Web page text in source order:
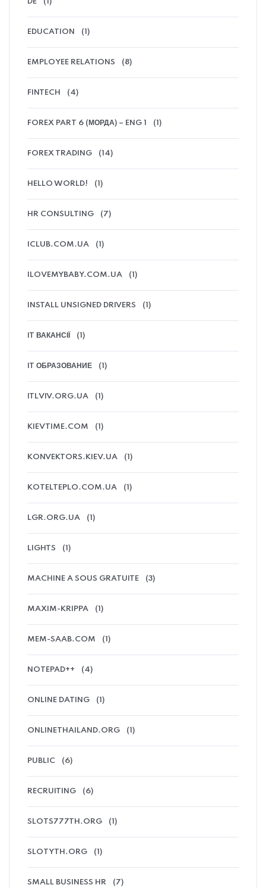
EDUCATION (1)
EMPLOYEE RELATIONS (8)
FINTECH (4)
FOREX PART 6 (МОРДА) – ENG 1 (1)
FOREX TRADING (14)
HELLO WORLD! (1)
HR CONSULTING (7)
ICLUB.COM.UA (1)
ILOVEMYBABY.COM.UA (1)
INSTALL UNSIGNED DRIVERS (1)
IT ВАКАНСІЇ (1)
IT ОБРАЗОВАНИЕ (1)
ITLVIV.ORG.UA (1)
KIEVTIME.COM (1)
KONVEKTORS.KIEV.UA (1)
KOTELTEPLO.COM.UA (1)
LGR.ORG.UA (1)
LIGHTS (1)
MACHINE A SOUS GRATUITE (3)
MAXIM-KRIPPA (1)
MEM-SAAB.COM (1)
NOTEPAD++ (4)
ONLINE DATING (1)
ONLINETHAILAND.ORG (1)
PUBLIC (6)
RECRUITING (6)
SLOTS777TH.ORG (1)
SLOTYTH.ORG (1)
SMALL BUSINESS HR (7)